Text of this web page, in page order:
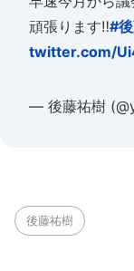
頑張ります‼️#
twitter.com/
— 後藤祐樹
後藤祐樹